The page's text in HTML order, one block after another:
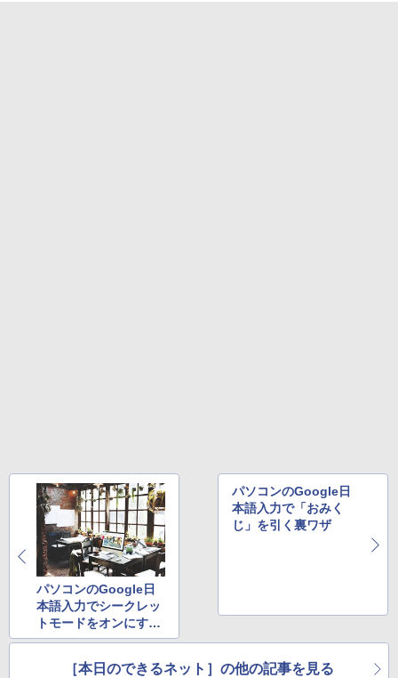
パソコンのGoogle日
本語入力でシークレッ
トモードをオンにする
方法
パソコンのGoogle日
本語入力で「おみく
じ」を引く裏ワザ
［本日のできるネット］の他の記事を見る